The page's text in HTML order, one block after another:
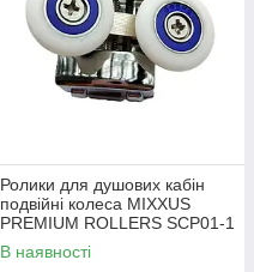
Ролики для душових кабін
подвійні колеса MIXXUS
PREMIUM ROLLERS SCP01-1
CHROME верхні (23mm для
DIVERSE SC01,SC02,SD01)
В наявності